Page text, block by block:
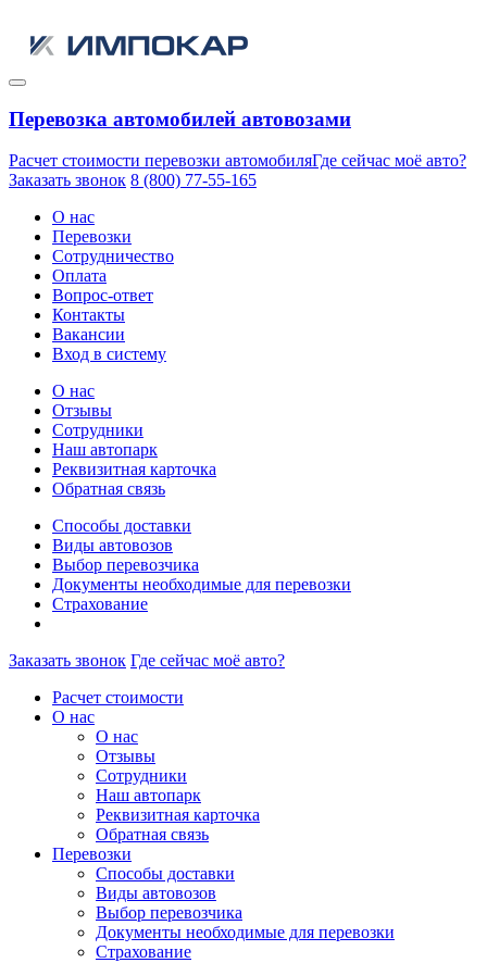
Перевозка автомобилей автовозами
Расчет стоимости перевозки автомобиляГде сейчас моё авто?
Заказать звонок 8 (800) 77-55-165
О нас
Перевозки
Сотрудничество
Оплата
Вопрос-ответ
Контакты
Вакансии
Вход в систему
О нас
Отзывы
Сотрудники
Наш автопарк
Реквизитная карточка
Обратная связь
Способы доставки
Виды автовозов
Выбор перевозчика
Документы необходимые для перевозки
Страхование
Заказать звонок Где сейчас моё авто?
Расчет стоимости
О нас
О нас
Отзывы
Сотрудники
Наш автопарк
Реквизитная карточка
Обратная связь
Перевозки
Способы доставки
Виды автовозов
Выбор перевозчика
Документы необходимые для перевозки
Страхование